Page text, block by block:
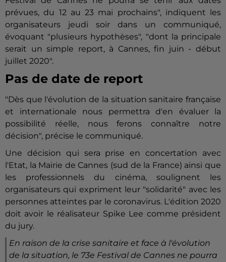
prévues, du 12 au 23 mai prochains", indiquent les
organisateurs jeudi soir dans un communiqué,
évoquant "plusieurs hypothèses", "dont la principale
serait un simple report, à Cannes, fin juin - début
juillet 2020".
Pas de date de report
"Dès que l'évolution de la situation sanitaire française
et internationale nous permettra d'en évaluer la
possibilité réelle, nous ferons connaître notre
décision", précise le communiqué.
Une décision qui sera prise en concertation avec
l'Etat, la Mairie de Cannes (sud de la France) ainsi que
les professionnels du cinéma, soulignent les
organisateurs qui expriment leur "solidarité" avec les
personnes atteintes par le coronavirus. L'édition 2020
doit avoir le réalisateur Spike Lee comme président
du jury.
En raison de la crise sanitaire et face à l'évolution
de la situation, le 73e Festival de Cannes ne pourra